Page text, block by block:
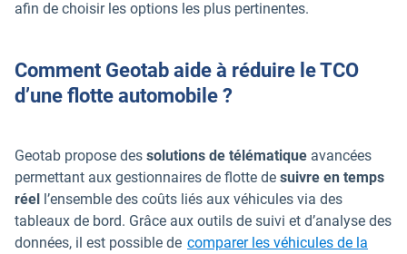
afin de choisir les options les plus pertinentes.
Comment Geotab aide à réduire le TCO
d’une flotte automobile ?
Geotab propose des solutions de télématique avancées
permettant aux gestionnaires de flotte de suivre en temps
réel l’ensemble des coûts liés aux véhicules via des
tableaux de bord. Grâce aux outils de suivi et d’analyse des
données, il est possible de comparer les véhicules de la